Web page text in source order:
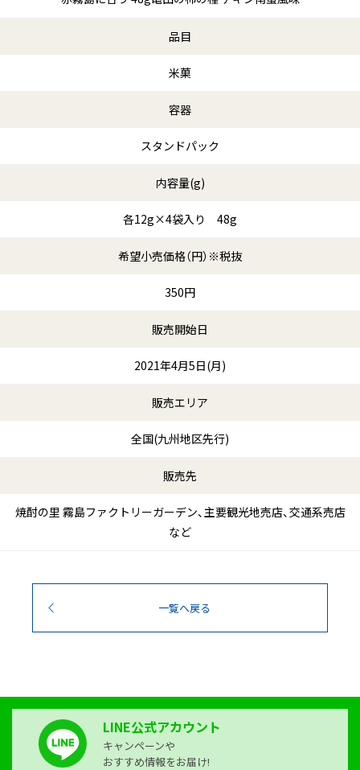
品目
米菓
容器
スタンドパック
内容量(g)
各12g×4袋入り 48g
希望小売価格（円）※税抜
350円
販売開始日
2021年4月5日(月)
販売エリア
全国(九州地区先行)
販売先
焼酎の里 霧島ファクトリーガーデン、主要観光地売店、交通系売店
など
一覧へ戻る
LINE公式アカウント
キャンペーンや
おすすめ情報をお届け!